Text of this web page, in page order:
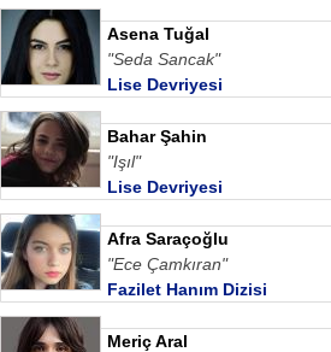
Asena Tuğal
"Seda Sancak"
Lise Devriyesi
Bahar Şahin
"Işıl"
Lise Devriyesi
Afra Saraçoğlu
"Ece Çamkıran"
Fazilet Hanım Dizisi
Meriç Aral